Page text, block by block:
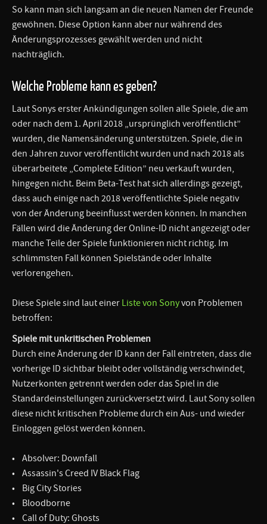
So kann man sich langsam an die neuen Namen der Freunde
gewöhnen. Diese Option kann aber nur während des
Änderungsprozesses gewählt werden und nicht
nachträglich.
Welche Probleme kann es geben?
Laut Sonys erster Ankündigungen sollen alle Spiele, die am
oder nach dem 1. April 2018 „ursprünglich veröffentlicht”
wurden, die Namensänderung unterstützen. Spiele, die in
den Jahren zuvor veröffentlicht wurden und nach 2018 als
überarbeitete „Complete Edition” neu verkauft wurden,
hingegen nicht. Beim Beta-Test hat sich allerdings gezeigt,
dass auch einige nach 2018 veröffentlichte Spiele negativ
von der Änderung beeinflusst werden können. In manchen
Fällen wird die Änderung der Online-ID nicht angezeigt oder
manche Teile der Spiele funktionieren nicht richtig. Im
schlimmsten Fall können Spielstände oder Inhalte
verlorengehen.
Diese Spiele sind laut einer Liste von Sonyvon Problemen
betroffen:
Spiele mit unkritischen Problemen
Durch eine Änderung der ID kann der Fall eintreten, dass die
vorherige ID sichtbar bleibt oder vollständig verschwindet,
Nutzerkonten getrennt werden oder das Spiel in die
Standardeinstellungen zurückversetzt wird. Laut Sony sollen
diese nicht kritischen Probleme durch ein Aus- und wieder
Einloggen gelöst werden können.
• Absolver: Downfall
• Assassin's Creed IV Black Flag
• Big City Stories
• Bloodborne
• Call of Duty: Ghosts